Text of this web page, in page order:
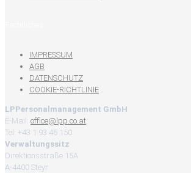
IMPRESSUM
AGB
DATENSCHUTZ
COOKIE-RICHTLINIE
LPPersonalmanagement GmbH
E-Mail: office@lpp.co.at
Tel: +43 1 93 46 150
Verwaltungssitz
Direktionsstraße 15A
A-4400 Steyr